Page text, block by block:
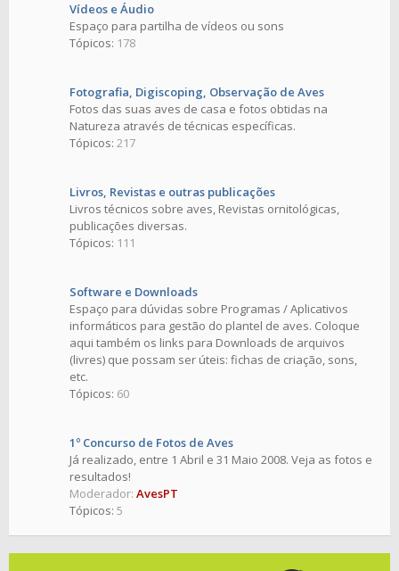
Vídeos e Áudio
Espaço para partilha de vídeos ou sons
Tópicos: 178
Fotografia, Digiscoping, Observação de Aves
Fotos das suas aves de casa e fotos obtidas na
Natureza através de técnicas específicas.
Tópicos: 217
Livros, Revistas e outras publicações
Livros técnicos sobre aves, Revistas ornitológicas,
publicações diversas.
Tópicos: 111
Software e Downloads
Espaço para dúvidas sobre Programas / Aplicativos
informáticos para gestão do plantel de aves. Coloque
aqui também os links para Downloads de arquivos
(livres) que possam ser úteis: fichas de criação, sons,
etc.
Tópicos: 60
1º Concurso de Fotos de Aves
Já realizado, entre 1 Abril e 31 Maio 2008. Veja as fotos e
resultados!
Moderador: AvesPT
Tópicos: 5